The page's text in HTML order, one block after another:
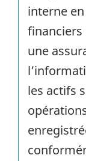
interne
financiers
une
les actifs